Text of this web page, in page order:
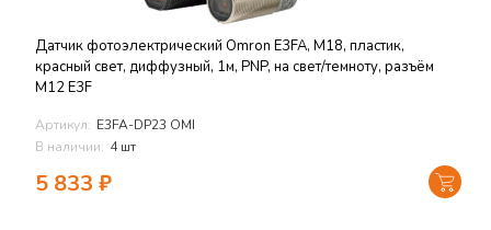
Датчик фотоэлектрический Omron E3FA, M18, пластик,
красный свет, диффузный, 1м, PNP, на свет/темноту, разъём
M12 E3F
Артикул: E3FA-DP23 OMI
В наличии: 4 шт
5 833 ₽